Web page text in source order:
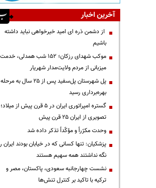
آخرین اخبار
از دشمن ذره ای امید خیرخواهی نباید داشته
باشیم
موکب شهدای رزکان؛ ۱۵۲ شب همدلی،
میزبانی از مردم ولایت‌مدار شهریار
پل شهرستان پل‌سفید پس از ۲۵ سال به مرحله
بهره‌برداری رسید
گستره امپراتوری ایران در ۵ قرن پیش از میلاد؛
تصویری از ایران ۲۵ قرن پیش
وحدت مکرّراً و مؤکّداً تذکر داده شد
پزشکیان: تنها کسانی که در خیابان بودند ایران
نگه نداشتند همه سهیم هستند
نشست چهارجانبه سعودی، پاکستان، مصر و
ترکیه با تاکید بر کنترل تنش‌ها